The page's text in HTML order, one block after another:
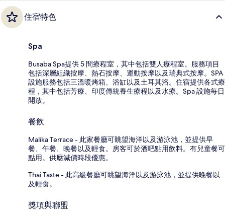
住宿特色
Spa
Busaba Spa提供 5 間療程室，其中包括雙人療程室。服務項目
包括深層組織按摩、熱石按摩、運動按摩以及瑞典式按摩。SPA
設施服務包括三溫暖烤箱、浴缸以及土耳其浴。住宿提供各式療
程，其中包括芳療、印度傳統養生療程以及水療。Spa 設施每日
開放。
餐飲
Malika Terrace - 此家餐廳可眺望海洋以及游泳池，並提供早
餐、午餐、晚餐以及輕食。房客可於酒吧點用飲料。有兒童餐可
點用。供應減價時段優惠。
Thai Taste - 此高級餐廳可眺望海洋以及游泳池，並提供晚餐以
及輕食。
獎項與聯盟